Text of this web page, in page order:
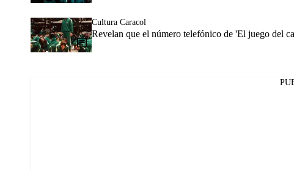
Cultura Caracol
Revelan que el número telefónico de 'El juego del